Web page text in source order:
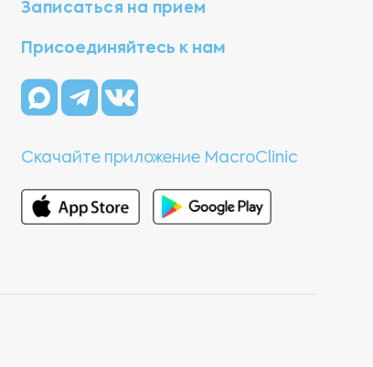
Записаться на прием
Присоединяйтесь к нам
Скачайте приложение MacroClinic